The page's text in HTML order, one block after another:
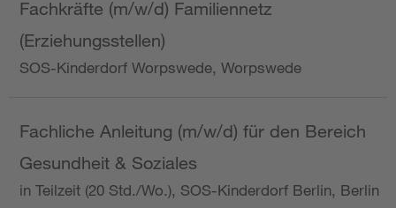
Fachkräfte (m/w/d) Familiennetz
(Erziehungsstellen)
SOS-Kinderdorf Worpswede, Worpswede
Fachliche Anleitung (m/w/d) für den Bereich
Gesundheit & Soziales
in Teilzeit (20 Std./Wo.), SOS-Kinderdorf Berlin, Berlin